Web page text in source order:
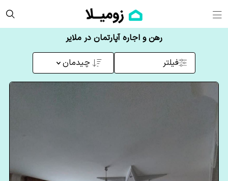
رهن و اجاره آپارتمان در ملایر
فیلتر چیدمان